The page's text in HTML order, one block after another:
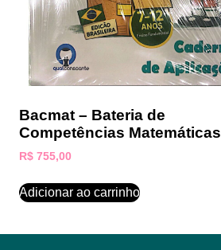
Bacmat – Bateria de
Competências Matemáticas
R$ 755,00
Adicionar ao carrinho